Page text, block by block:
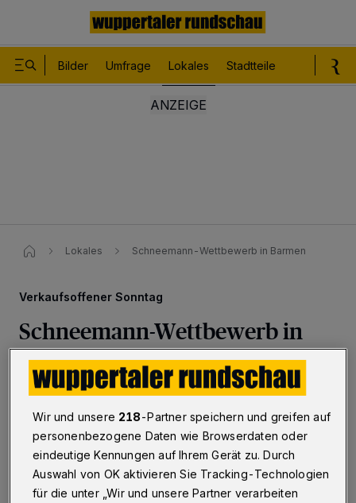
Bilder Umfrage Lokales Stadtteile
Lokales Schneemann-Wettbewerb in Barmen
Verkaufsoffener Sonntag
Schneemann-Wettbewerb in
Barmen
Wuppertal·Die Einzelhändler der Barmer City freuen
sich auf den verkaufsoffenen Sonntag am 10.
Dezember 2017. Die Geschäfte sind von 13 bis 18 Uhr
geöffnet sein. Viele Einzelhändler haben sich Aktionen
einfallen lassen, unter anderem Produktpräsentationen,
selbstgebackenen Plätzchen oder ein Winter-
Prosecco mit Panettone.
Wir und unsere 218-Partner speichern und greifen auf
personenbezogene Daten wie Browserdaten oder
eindeutige Kennungen auf Ihrem Gerät zu. Durch
Auswahl von OK aktivieren Sie Tracking-Technologien
für die unter „Wir und unsere Partner verarbeiten